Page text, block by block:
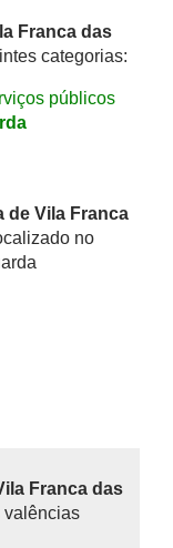
Franca das
categorias:
públicos
de Vila Franca
no
Franca das
valências